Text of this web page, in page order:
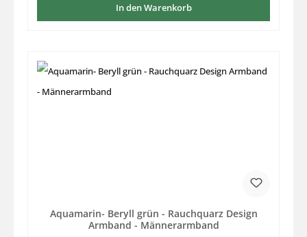
In den Warenkorb
Aquamarin- Beryll grün - Rauchquarz Design
Armband - Männerarmband